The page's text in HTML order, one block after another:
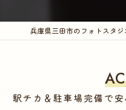
兵庫県三田市のフォトスタ
駅チカ＆駐車場完備で